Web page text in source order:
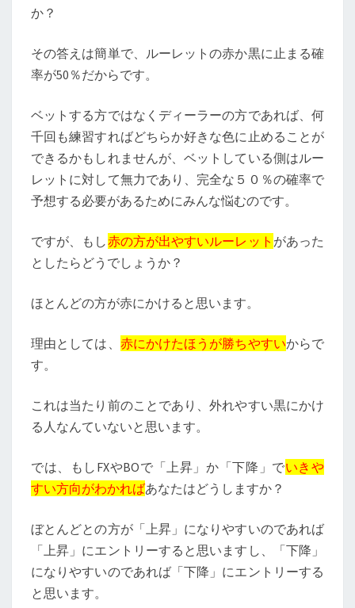
か？
その答えは簡単で、ルーレットの赤か黒に止まる確
率が50％だからです。
ベットする方ではなくディーラーの方であれば、何
千回も練習すればどちらか好きな色に止めることが
できるかもしれませんが、ベットしている側はルー
レットに対して無力であり、完全な５０％の確率で
予想する必要があるためにみんな悩むのです。
ですが、もし赤の方が出やすいルーレット があった
としたらどうでしょうか？
ほとんどの方が赤にかけると思います。
理由としては、 赤にかけたほうが勝ちやすいからで
す。
これは当たり前のことであり、外れやすい黒にかけ
る人なんていないと思います。
では、もしFXやBOで「上昇」か「下降」でいきや
すい方向がわかればあなたはどうしますか？
ぼとんどとの方が「上昇」になりやすいのであれば
「上昇」にエントリーすると思いますし、「下降」
になりやすいのであれば「下降」にエントリーする
と思います。